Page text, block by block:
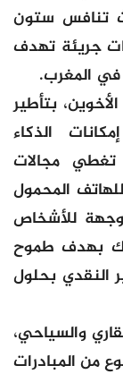
تنافس ستون
جريئة تهدف
في المغرب.
بتأطير
الذكاء
تغطي مجالات
المحمول
للأشخاص
بهدف طموح
النقدي بحلول
والسياحي،
من المبادرات